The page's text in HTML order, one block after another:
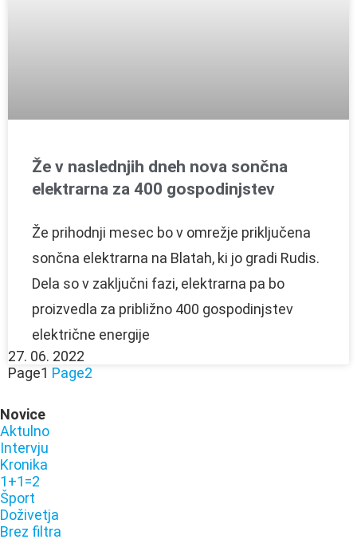
Že v naslednjih dneh nova sončna
elektrarna za 400 gospodinjstev
Že prihodnji mesec bo v omrežje priključena
sončna elektrarna na Blatah, ki jo gradi Rudis.
Dela so v zaključni fazi, elektrarna pa bo
proizvedla za približno 400 gospodinjstev
električne energije
27. 06. 2022
Page1 Page2
Novice
Aktulno
Intervju
Kronika
1+1=2
Šport
Doživetja
Brez filtra